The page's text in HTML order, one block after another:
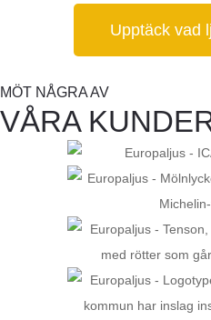
Upptäck vad
MÖT NÅGRA AV
VÅRA